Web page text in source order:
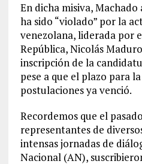
En dicha misiva,
ha sido “violado” por la
venezolana, liderada por
República, Nicolás
inscripción de la
pese a que el plazo para
postulaciones ya venció.
Recordemos que el
representantes de
intensas jornadas de
Nacional (AN),